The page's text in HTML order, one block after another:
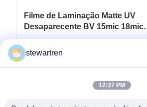
Filme de Laminação Matte UV
Desaparecente BV 15mic 18mic
20mic 23mic 25mic
Obtenha o melhor preço
stewartren
12:37 PM